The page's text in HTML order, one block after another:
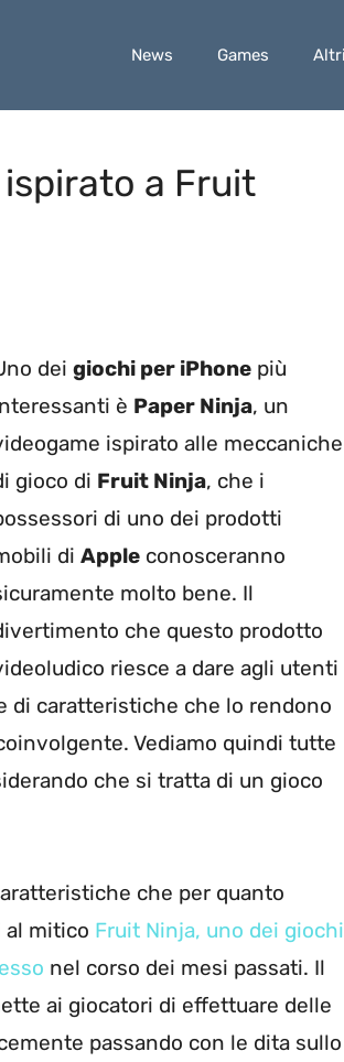
News Games
a Fruit
dei giochi per iPhonepiù
è Paper Ninja, un
ispirato alle meccaniche
gioco di Fruit Ninja, che i
di uno dei prodotti
di Appleconosceranno
molto bene. Il
che questo prodotto
riesce a dare agli utenti
di caratteristiche che lo rendono
Vediamo quindi tutte
che si tratta di un gioco
che per quanto
al mitico Fruit Ninja, uno dei giochi
nel corso dei mesi passati. Il
ai giocatori di effettuare delle
passando con le dita sullo